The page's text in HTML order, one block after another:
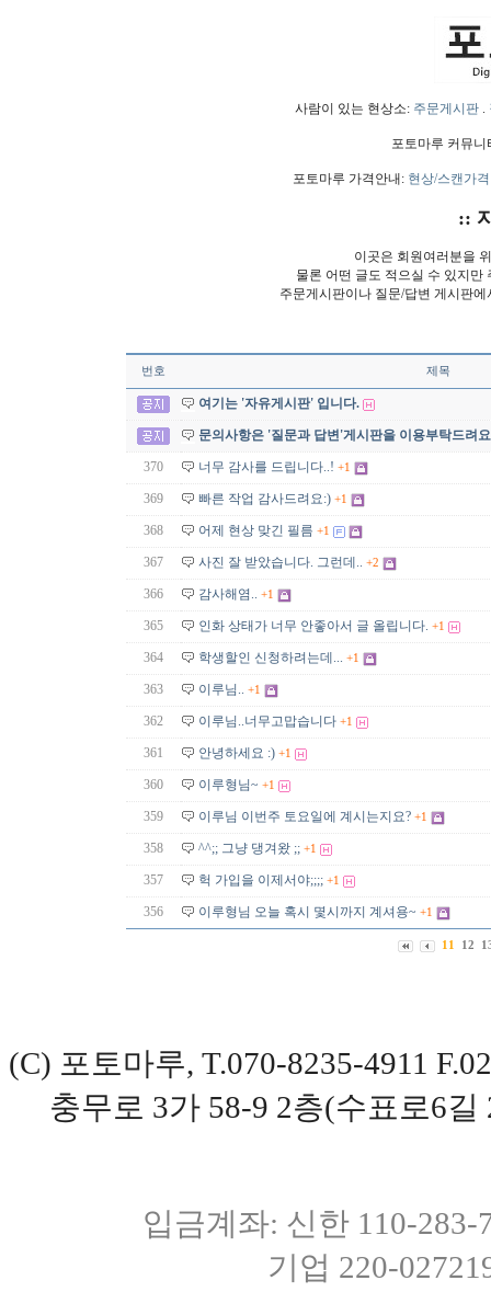
사람이 있는 현상소: 주문게시판.
포토마루 커뮤
포토마루 가격안내: 현상/스캔가격
::
이곳은 회원여러분을
물론 어떤 글도 적으실 수 있지만
주문게시판이나 질문/답변 게시판
번호 제목
여기는 '자유게시판' 입니다.
문의사항은 '질문과 답변'게시판을 이용부탁드려
370 너무 감사를 드립니다..! +1
369 빠른 작업 감사드려요:) +1
368 어제 현상 맞긴 필름 +1
367 사진 잘 받았습니다. 그런데.. +2
366 감사해염.. +1
365 인화 상태가 너무 안좋아서 글 올립니다. +1
364 학생할인 신청하려는데... +1
363 이루님.. +1
362 이루님..너무고맙습니다 +1
361 안녕하세요 :) +1
360 이루형님~ +1
359 이루님 이번주 토요일에 계시는지요? +1
358 ^^;; 그냥 댕겨왔 ;; +1
357 헉 가입을 이제서야;;;; +1
356 이루형님 오늘 혹시 몇시까지 계셔용~ +1
11 12
(C) 포토마루, T.070-8235-4911
충무로 3가 58-9 2층(수표로6
입금계좌: 신한 110-
기업 220-